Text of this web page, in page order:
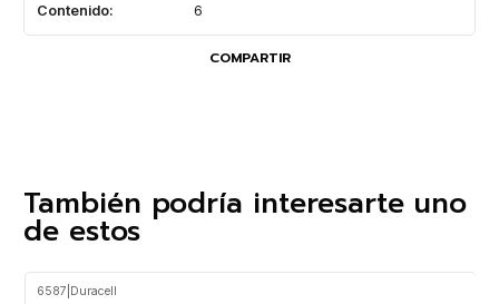
Contenido: 6
COMPARTIR
También podría interesarte uno
de estos
6587 Duracell